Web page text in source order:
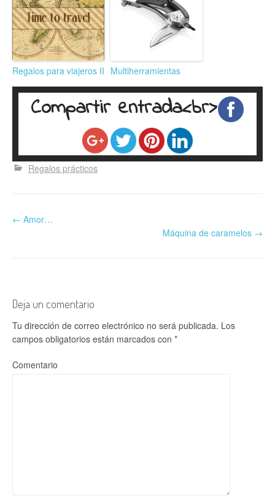
Regalos para viajeros II Multiherramientas
Compartir entrada<br>
Regalos prácticos
← Amor…
Máquina de caramelos →
Deja un comentario
Tu dirección de correo electrónico no será publicada. Los
campos obligatorios están marcados con *
Comentario